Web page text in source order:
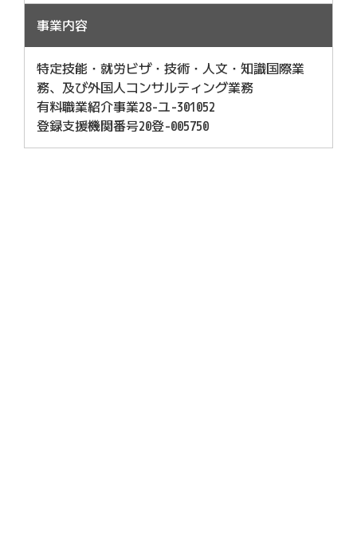
事業内容
特定技能・就労ビザ・技術・人文・知識国際業
務、及び外国人コンサルティング業務
有料職業紹介事業28-ユ-301052
​​​​​​​登録支援機関番号20登-005750